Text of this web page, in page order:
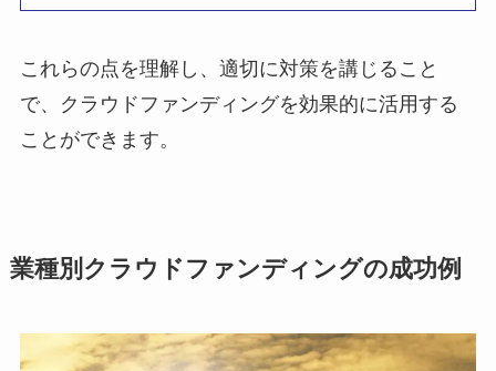
これらの点を理解し、適切に対策を講じること
で、クラウドファンディングを効果的に活用する
ことができます。
業種別クラウドファンディングの成功例